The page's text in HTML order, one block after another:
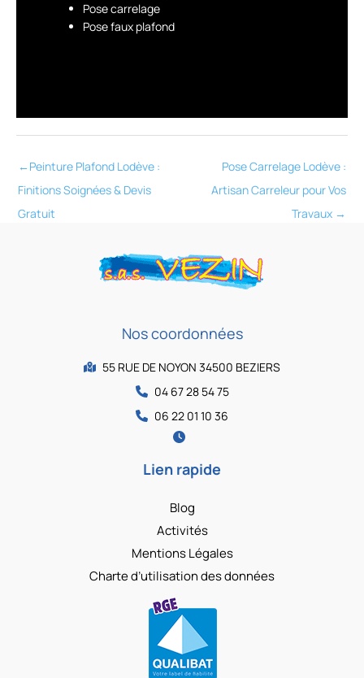
Pose carrelage
Pose faux plafond
←Peinture Plafond Lodève :
Finitions Soignées & Devis
Gratuit
Pose Carrelage Lodève :
Artisan Carreleur pour Vos
Travaux →
Nos coordonnées
55 RUE DE NOYON 34500 BEZIERS
04 67 28 54 75
06 22 01 10 36
Lien rapide
Blog
Activités
Mentions Légales
Charte d’utilisation des données